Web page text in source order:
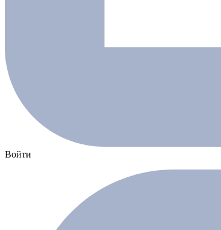
Войти